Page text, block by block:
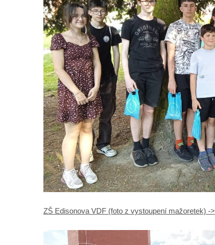
ZŠ Edisonova VDF (foto z vystoupení mažoretek) ->